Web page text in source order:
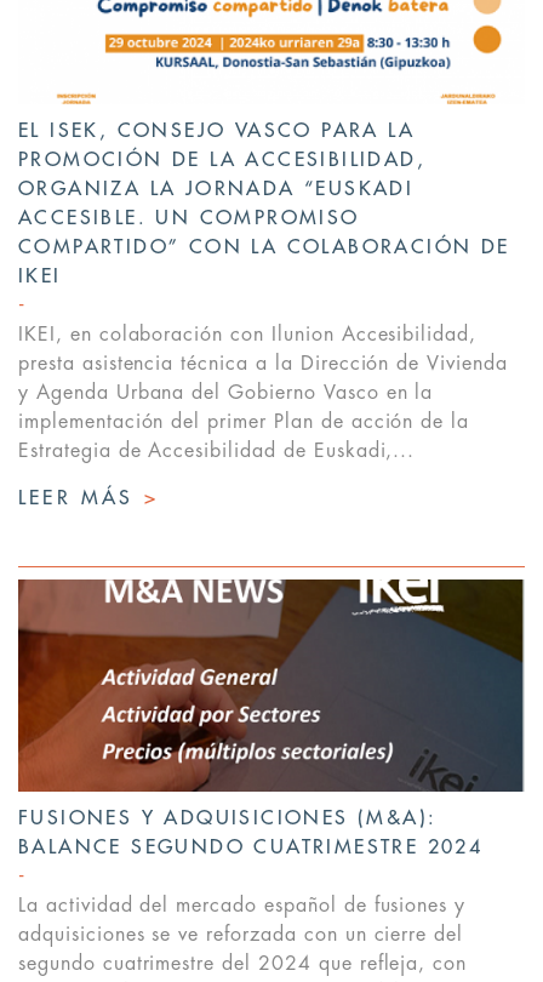
EL ISEK, CONSEJO VASCO PARA LA
PROMOCIÓN DE LA ACCESIBILIDAD,
ORGANIZA LA JORNADA “EUSKADI
ACCESIBLE. UN COMPROMISO
COMPARTIDO” CON LA COLABORACIÓN DE
IKEI
IKEI, en colaboración con Ilunion Accesibilidad,
presta asistencia técnica a la Dirección de Vivienda
y Agenda Urbana del Gobierno Vasco en la
implementación del primer Plan de acción de la
Estrategia de Accesibilidad de Euskadi,...
LEER MÁS >
FUSIONES Y ADQUISICIONES (M&A):
BALANCE SEGUNDO CUATRIMESTRE 2024
La actividad del mercado español de fusiones y
adquisiciones se ve reforzada con un cierre del
segundo cuatrimestre del 2024 que refleja, con